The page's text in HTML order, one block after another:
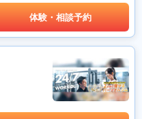
体験・相談予約